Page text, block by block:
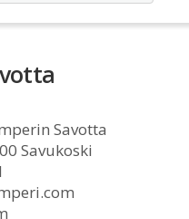
Savotta
Savukoski